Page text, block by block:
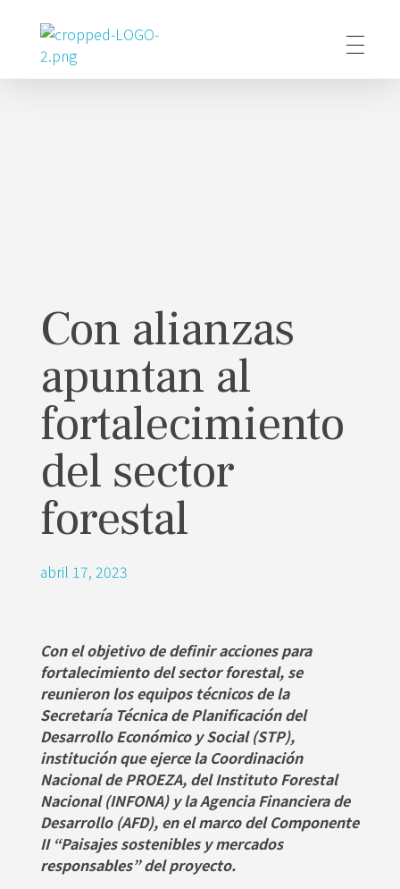
Poder Agropecuario
Con alianzas
apuntan al
fortalecimiento
del sector
forestal
abril 17, 2023
Con el objetivo de definir acciones para
fortalecimiento del sector forestal, se
reunieron los equipos técnicos de la
Secretaría Técnica de Planificación del
Desarrollo Económico y Social (STP),
institución que ejerce la Coordinación
Nacional de PROEZA, del Instituto Forestal
Nacional (INFONA) y la Agencia Financiera de
Desarrollo (AFD), en el marco del Componente
II “Paisajes sostenibles y mercados
responsables” del proyecto.